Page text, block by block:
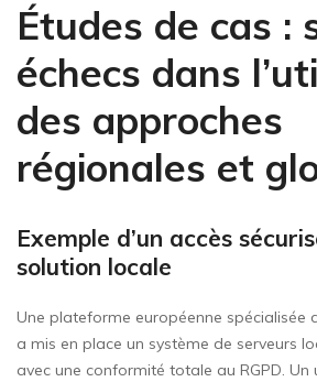
Études de cas :
échecs dans
des approches
régionales et
Exemple d’un accès
solution locale
Une plateforme européenne spécialisée
a mis en place un système de serveurs
avec une conformité totale au RGPD. Un